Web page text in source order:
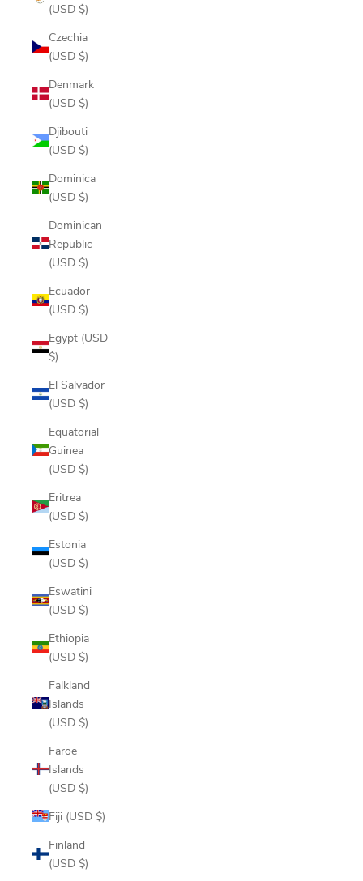
(USD $)
Czechia
(USD $)
Denmark
(USD $)
Djibouti
(USD $)
Dominica
(USD $)
Dominican
Republic
(USD $)
Ecuador
(USD $)
Egypt (USD
$)
El Salvador
(USD $)
Equatorial
Guinea
(USD $)
Eritrea
(USD $)
Estonia
(USD $)
Eswatini
(USD $)
Ethiopia
(USD $)
Falkland
Islands
(USD $)
Faroe
Islands
(USD $)
Fiji (USD $)
Finland
(USD $)